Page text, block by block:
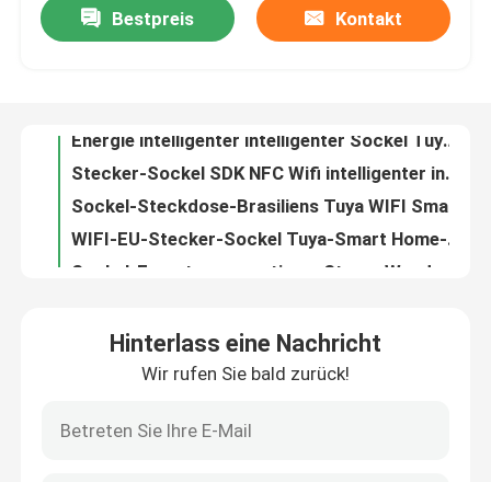
Fordern Sie ein Zitat
Intelligenter Schalter Homekit
Bestpreis Kontakt
Stecker-Sockel-Smart Home US Wifi Smart Tuya WIFI Stecker-Sockel
Stecker-Sockel SDK NFC Wifi intelligenter intelligenter Sockel-16A
Sockel-Steckdose-Brasiliens Tuya WIFI Smart intelligenter Boden-Standardsockel 16A 220V 127V 50Hz
WIFI-EU-Stecker-Sockel Tuya-Smart Home-Automatisierung elektrisches Wifi steuerte Sockel
Hinterlass eine Nachricht
Wir rufen Sie bald zurück!